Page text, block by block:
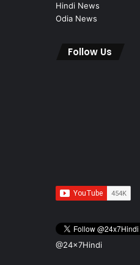
Hindi News
Odia News
Follow Us
@24x7Hindi